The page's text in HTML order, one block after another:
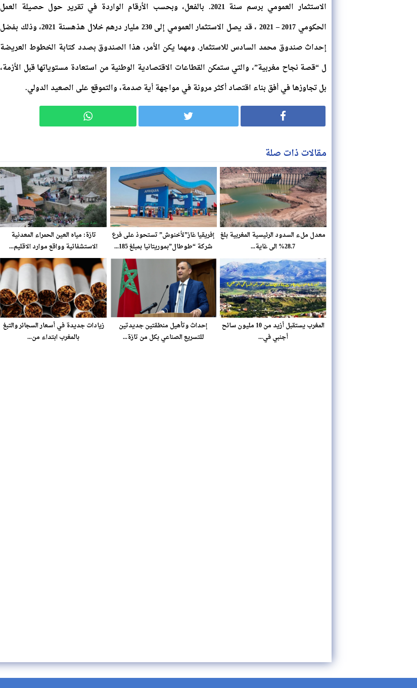
الاستثمار العمومي برسم سنة 2021. بالفعل، وبحسب الأرقام الواردة في تقرير حول حصيلة العمل
الحكومي 2017 – 2021 ، قد يصل الاستثمار العمومي إلى 230 مليار درهم خلال هذهسنة 2021، وذلك بفضل
إحداث صندوق محمد السادس للاستثمار. ومهما يكن الأمر، هذا الصندوق بصدد كتابة الخطوط العريضة
ل “قصة نجاح مغربية”، والتي ستمكن القطاعات الاقتصادية الوطنية من استعادة مستوياتها قبل الأزمة،
بل تجاوزها في أفق بناء اقتصاد أكثر مرونة في مواجهة أية صدمة، والتموقع على الصعيد الدولي.
مقالات ذات صلة
معدل ملء السدود الرئيسية المغربية بلغ
28.7% الى غاية...
إفريقيا غاز”لأخنوش” تستحوذ على فرع
شركة “طوطال”بموريتانيا بمبلغ 185...
تازة: مياه العين الحمراء المعدنية
الاستشفائية وواقع موارد الاقليم...
المغرب يستقبل أزيد من 10 مليون سائح
أجنبي في...
إحداث وتأهيل منطقتين جديدتين
للتسريع الصناعي بكل من تازة...
زيادات جديدة في أسعار السجائر والتبغ
بالمغرب ابتداء من...